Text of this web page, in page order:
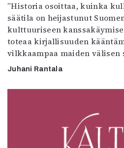
”Historia osoittaa, kuinka
säätila on heijastunut
kulttuuriseen
toteaa kirjallisuuden
vilkkaampaa maiden välisen
Juhani Rantala